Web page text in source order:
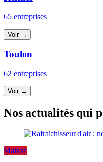
65 entreprises
Voir →
Toulon
62 entreprises
Voir →
Nos actualités qui
Maison